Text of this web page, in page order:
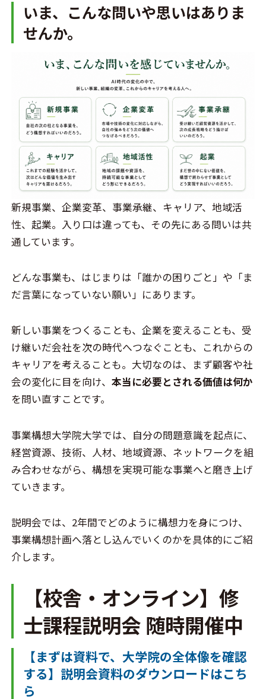
いま、こんな問いや思いはありま
せんか。
新規事業、企業変革、事業承継、キャリア、地域活
性、起業。入り口は違っても、その先にある問いは共
通しています。
どんな事業も、はじまりは「誰かの困りごと」や「ま
だ言葉になっていない願い」にあります。
新しい事業をつくることも、企業を変えることも、受
け継いだ会社を次の時代へつなぐことも、これからの
キャリアを考えることも。大切なのは、まず顧客や社
会の変化に目を向け、 本当に必要とされる価値は何か
を問い直すことです。
事業構想大学院大学では、自分の問題意識を起点に、
経営資源、技術、人材、地域資源、ネットワークを組
み合わせながら、構想を実現可能な事業へと磨き上げ
ていきます。
説明会では、2年間でどのように構想力を身につけ、
事業構想計画へ落とし込んでいくのかを具体的にご紹
介します。
【校舎・オンライン】修
士課程説明会 随時開催中
【まずは資料で、大学院の全体像を確認
する】説明会資料のダウンロードはこち
ら